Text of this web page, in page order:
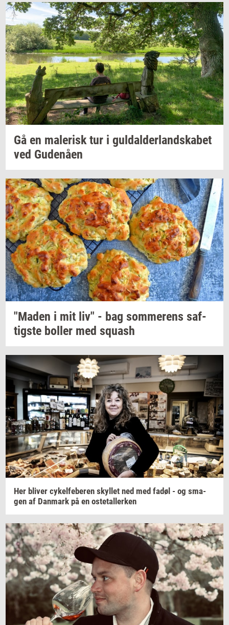
Gå en ma­le­risktur i gul­dal­der­land­ska­bet
ved Gu­denå­en
"Maden i mit liv" - bag som­me­rens saf­
tig­ste bol­ler med squash
Her bli­ver cy­kel­fe­be­ren skyl­let ned med fadøl - og sma­
gen af Dan­mark på en oste­tal­ler­ken